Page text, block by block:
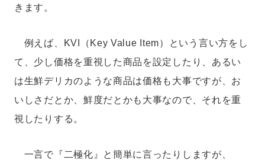
きます。
例えば、KVI（Key Value Item）という言い方をし
て、少し価格を重視した商品を設定したり、あるい
は生鮮デリカのような商品は価格も大事ですが、お
いしさだとか、鮮度だとかも大事なので、それを重
視したりする。
一言で『二極化』と簡単に言ったりしますが、